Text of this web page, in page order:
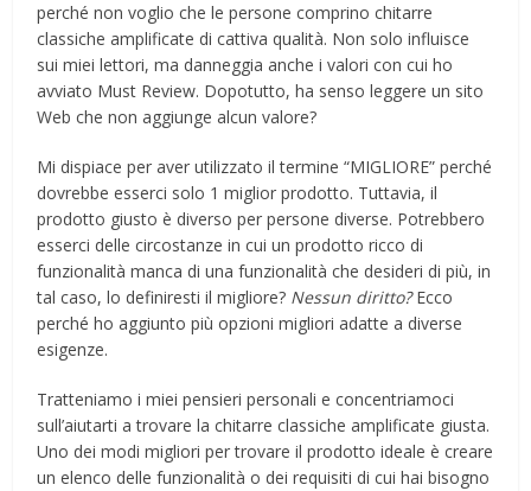
perché non voglio che le persone comprino chitarre
classiche amplificate di cattiva qualità. Non solo influisce
sui miei lettori, ma danneggia anche i valori con cui ho
avviato Must Review. Dopotutto, ha senso leggere un sito
Web che non aggiunge alcun valore?
Mi dispiace per aver utilizzato il termine “MIGLIORE” perché
dovrebbe esserci solo 1 miglior prodotto. Tuttavia, il
prodotto giusto è diverso per persone diverse. Potrebbero
esserci delle circostanze in cui un prodotto ricco di
funzionalità manca di una funzionalità che desideri di più, in
tal caso, lo definiresti il ​​migliore? Nessun diritto?Ecco
perché ho aggiunto più opzioni migliori adatte a diverse
esigenze.
Tratteniamo i miei pensieri personali e concentriamoci
sull’aiutarti a trovare la chitarre classiche amplificate giusta.
Uno dei modi migliori per trovare il prodotto ideale è creare
un elenco delle funzionalità o dei requisiti di cui hai bisogno